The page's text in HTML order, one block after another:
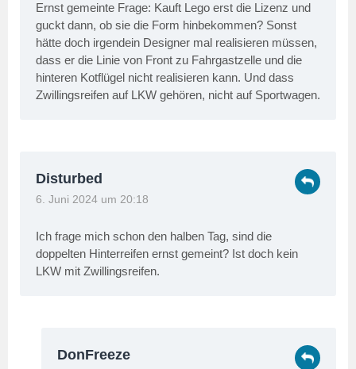
Ernst gemeinte Frage: Kauft Lego erst die Lizenz und
guckt dann, ob sie die Form hinbekommen? Sonst
hätte doch irgendein Designer mal realisieren müssen,
dass er die Linie von Front zu Fahrgastzelle und die
hinteren Kotflügel nicht realisieren kann. Und dass
Zwillingsreifen auf LKW gehören, nicht auf Sportwagen.
Disturbed
6. Juni 2024 um 20:18
Ich frage mich schon den halben Tag, sind die
doppelten Hinterreifen ernst gemeint? Ist doch kein
LKW mit Zwillingsreifen.
DonFreeze